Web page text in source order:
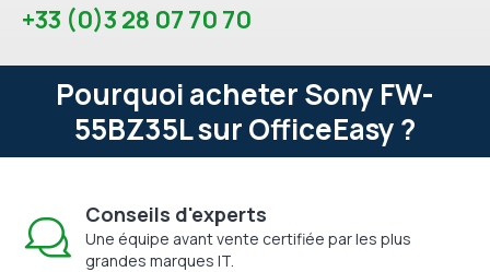
+33 (0)3 28 07 70 70
Pourquoi acheter Sony FW-
55BZ35L sur OfficeEasy ?
Conseils d'experts
Une équipe avant vente certifiée par les plus
grandes marques IT.